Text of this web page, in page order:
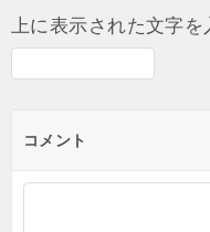
上に表示された文字
コメント